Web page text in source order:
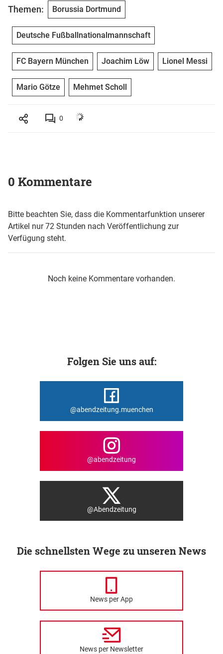
Themen: Borussia Dortmund
Deutsche Fußballnationalmannschaft
FC Bayern München Joachim Löw Lionel Messi
Mario Götze Mehmet Scholl
0
0 Kommentare
Bitte beachten Sie, dass die Kommentarfunktion unserer
Artikel nur 72 Stunden nach Veröffentlichung zur
Verfügung steht.
Noch keine Kommentare vorhanden.
Folgen Sie uns auf:
@abendzeitung.muenchen
@abendzeitung
@Abendzeitung
Die schnellsten Wege zu unseren News
News per App
News per Newsletter